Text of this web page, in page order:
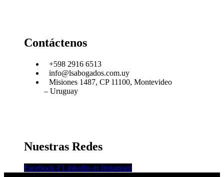
Contáctenos
+598 2916 6513
info@lsabogados.com.uy
Misiones 1487, CP 11100, Montevideo
– Uruguay
Nuestras Redes
Facebook-f Linkedin-in Instagram